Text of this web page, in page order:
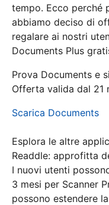
tempo. Ecco perché
abbiamo deciso di
regalare ai nostri
Documents Plus
Prova Documents e
Offerta valida dal 21
Scarica Documents
Esplora le altre
Readdle: approfitta
I nuovi utenti
3 mesi per Scanner
possono estendere